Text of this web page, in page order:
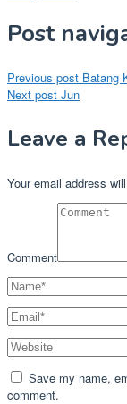
Post
Previous post Batang
Next post Jun
Leave a
Your email address
Comment
Save my name,
comment.